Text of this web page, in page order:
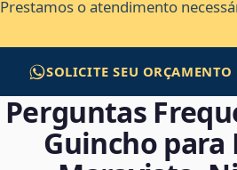
Prestamos o atendimento
SOLICITE SEU ORÇAMENTO
Perguntas
Guincho para